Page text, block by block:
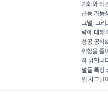
기회와 리
급등 가능
그널, 그리
략에 대해
성공 공식
위험을 줄
히 밝힙니
널들 특정
인 시그널